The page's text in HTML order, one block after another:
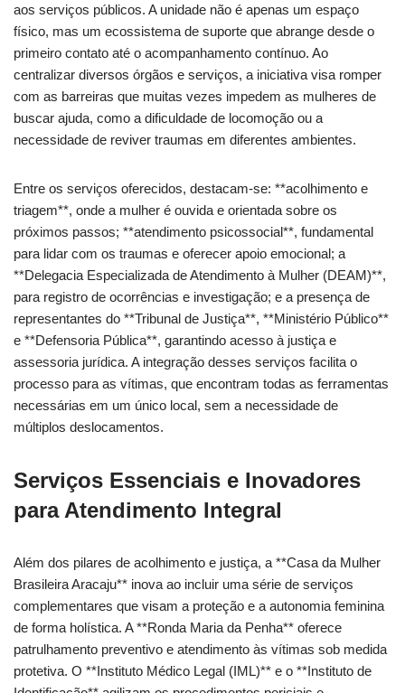
aos serviços públicos. A unidade não é apenas um espaço
físico, mas um ecossistema de suporte que abrange desde o
primeiro contato até o acompanhamento contínuo. Ao
centralizar diversos órgãos e serviços, a iniciativa visa romper
com as barreiras que muitas vezes impedem as mulheres de
buscar ajuda, como a dificuldade de locomoção ou a
necessidade de reviver traumas em diferentes ambientes.
Entre os serviços oferecidos, destacam-se: **acolhimento e
triagem**, onde a mulher é ouvida e orientada sobre os
próximos passos; **atendimento psicossocial**, fundamental
para lidar com os traumas e oferecer apoio emocional; a
**Delegacia Especializada de Atendimento à Mulher (DEAM)**,
para registro de ocorrências e investigação; e a presença de
representantes do **Tribunal de Justiça**, **Ministério Público**
e **Defensoria Pública**, garantindo acesso à justiça e
assessoria jurídica. A integração desses serviços facilita o
processo para as vítimas, que encontram todas as ferramentas
necessárias em um único local, sem a necessidade de
múltiplos deslocamentos.
Serviços Essenciais e Inovadores
para Atendimento Integral
Além dos pilares de acolhimento e justiça, a **Casa da Mulher
Brasileira Aracaju** inova ao incluir uma série de serviços
complementares que visam a proteção e a autonomia feminina
de forma holística. A **Ronda Maria da Penha** oferece
patrulhamento preventivo e atendimento às vítimas sob medida
protetiva. O **Instituto Médico Legal (IML)** e o **Instituto de